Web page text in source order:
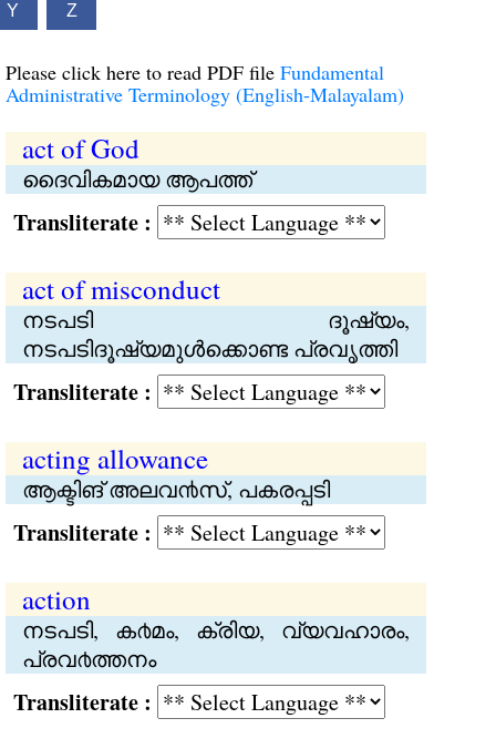
Y Z
Please click here to read PDF file Fundamental
Administrative Terminology (English-Malayalam)
act of God
ദൈവികമായ ആപത്ത്
:
act of misconduct
നടപടി ദൂഷ്യം,
നടപടിദൂഷ്യമുള്‍ക്കൊണ്ട പ്രവൃത്തി
:
acting allowance
ആക്ടിങ് അലവ൯സ്, പകരപ്പടി
:
action
നടപടി, ക൪മം, ക്രിയ, വ്യവഹാരം,
പ്രവ൪ത്തനം
: